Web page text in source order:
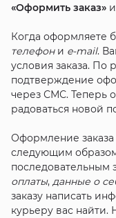
«Оформить заказ»
Когда оформляете
телефони e-mail.
условия заказа. По
подтверждение
через СМС. Теперь
радоваться новой
Оформление
следующим
последовательным
оплаты, данные о
заказу написать
курьеру вас найти.